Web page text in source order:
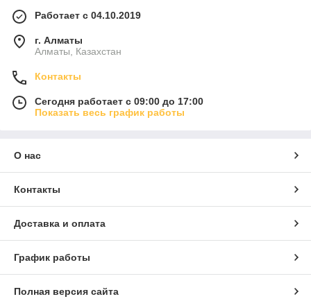
Работает с 04.10.2019
г. Алматы
Алматы, Казахстан
Контакты
Сегодня работает с 09:00 до 17:00
Показать весь график работы
О нас
Контакты
Доставка и оплата
График работы
Полная версия сайта